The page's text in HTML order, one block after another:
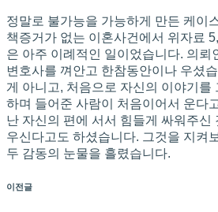
정말로 불가능을 가능하게 만든 케이
책증거가 없는 이혼사건에서 위자료
은 아주 이례적인 일이었습니다. 의뢰
변호사를 껴안고 한참동안이나 우셨
게 아니고, 처음으로 자신의 이야기를
하며 들어준 사람이 처음이어서 운다
난 자신의 편에 서서 힘들게 싸워주신
우신다고도 하셨습니다. 그것을 지켜
두 감동의 눈물을 흘렸습니다.
이전글